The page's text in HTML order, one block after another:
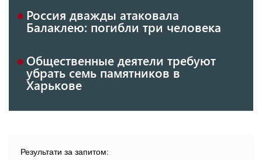
Россия дважды атаковала
Балаклею: погибли три человека
Общественные деятели требуют
убрать семь памятников в
Харькове
Результати за запитом: